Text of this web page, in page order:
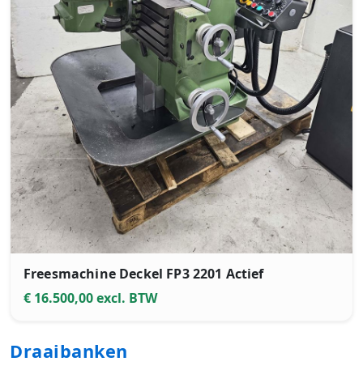
Freesmachine Deckel FP3 2201 Actief
€ 16.500,00 excl. BTW
Draaibanken